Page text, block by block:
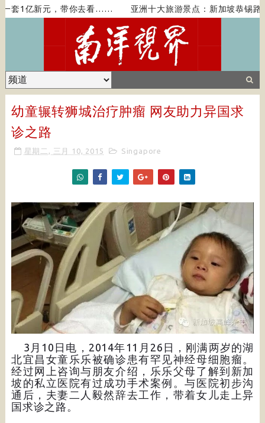
套1亿新元，带你去看…… 亚洲十大旅游景点：新加坡恭锡路
幼童辗转狮城治疗肿瘤 网友助力异国求
诊之路
星期二, 三月 10, 2015 Singapore
3月10日电，2014年11月26日，刚满两岁的湖
北宜昌女童乐乐被确诊患有罕见神经母细胞瘤。
经过网上咨询与朋友介绍，乐乐父母了解到新加
坡的私立医院有过成功手术案例。与医院初步沟
通后，夫妻二人毅然辞去工作，带着女儿走上异
国求诊之路。